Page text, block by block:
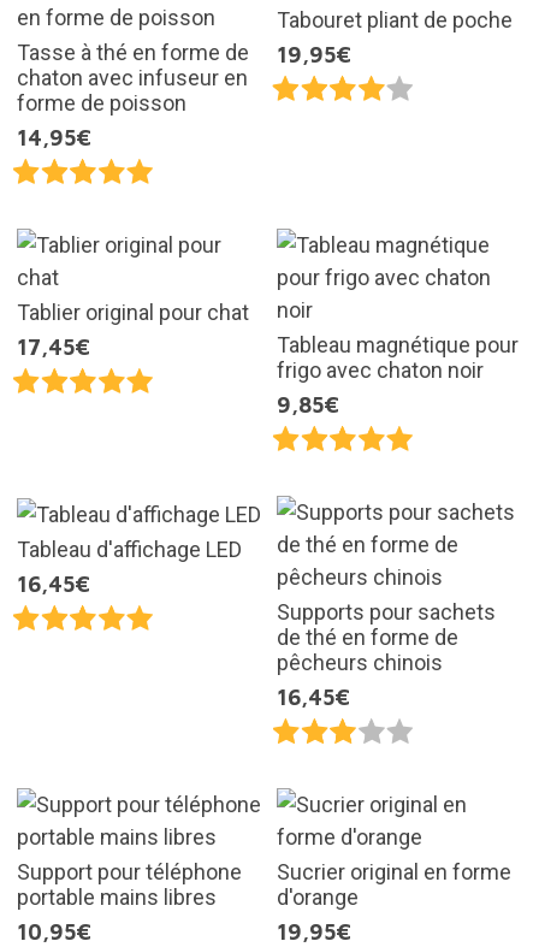
Tasse à thé en forme de
chaton avec infuseur en
forme de poisson
14,95€
Tabouret pliant de poche
19,95€
Tablier original pour chat
17,45€
Tableau magnétique pour
frigo avec chaton noir
9,85€
Tableau d'affichage LED
16,45€
Supports pour sachets
de thé en forme de
pêcheurs chinois
16,45€
Support pour téléphone
portable mains libres
10,95€
Sucrier original en forme
d'orange
19,95€